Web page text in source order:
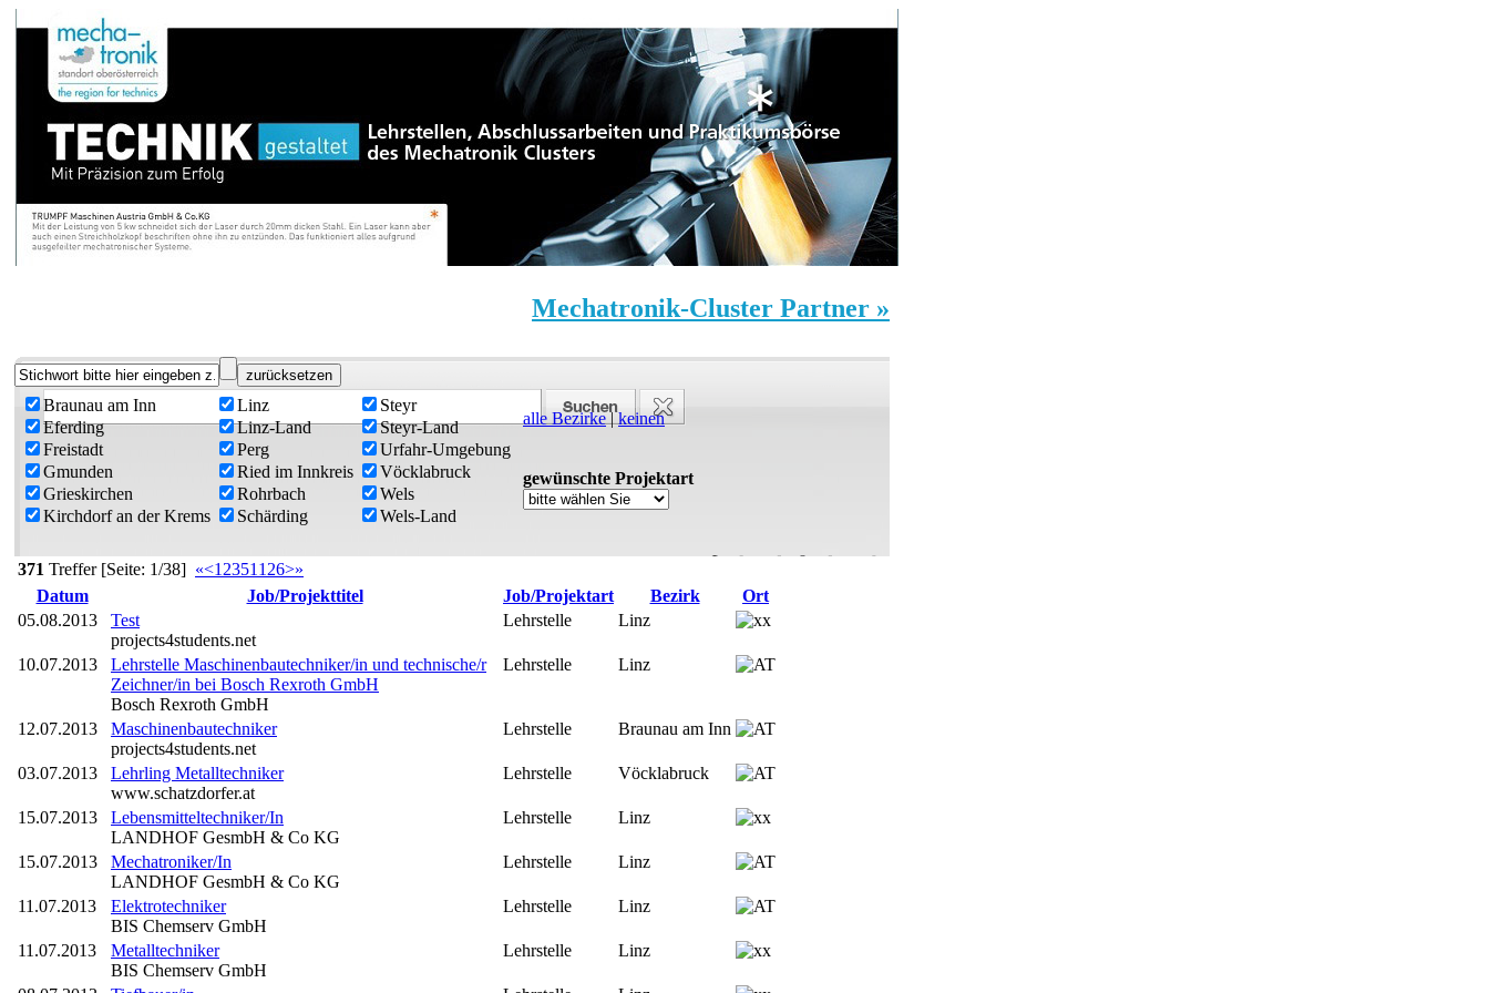
Mechatronik-Cluster Partner »
Braunau am Inn
Eferding
Freistadt
Gmunden
Grieskirchen
Kirchdorf an der Krems
Linz
Linz-Land
Perg
Ried im Innkreis
Rohrbach
Schärding
Steyr
Steyr-Land
Urfahr-Umgebung
Vöcklabruck
Wels
Wels-Land
alle Bezirke|keinen
gewünschte Projektart
371 Treffer [Seite: 1/38] «<1 23511 26>»
Datum
Job/Projekttitel Job/Projektart Bezirk
Ort
05.08.2013
Test
projects4students.net
Lehrstelle Linz
10.07.2013
Lehrstelle Maschinenbautechniker/in und technische/r
Zeichner/in bei Bosch Rexroth GmbH
Bosch Rexroth GmbH
Lehrstelle Linz
12.07.2013
Maschinenbautechniker
projects4students.net
Lehrstelle Braunau am Inn
03.07.2013
Lehrling Metalltechniker
www.schatzdorfer.at
Lehrstelle Vöcklabruck
15.07.2013
Lebensmitteltechniker/In
LANDHOF GesmbH & Co KG
Lehrstelle Linz
15.07.2013
Mechatroniker/In
LANDHOF GesmbH & Co KG
Lehrstelle Linz
11.07.2013
Elektrotechniker
BIS Chemserv GmbH
Lehrstelle Linz
11.07.2013
Metalltechniker
BIS Chemserv GmbH
Lehrstelle Linz